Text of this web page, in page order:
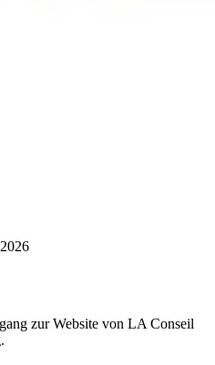
zur Website von LA Conseil